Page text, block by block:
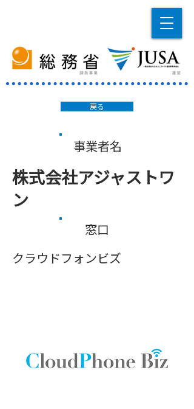
戻る
事業者名
株式会社アジャストワ
ン
窓口
クラウドフォンビズ